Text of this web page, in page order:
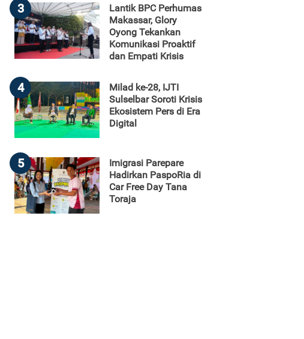
3
Lantik BPC Perhumas
Makassar, Glory
Oyong Tekankan
Komunikasi Proaktif
dan Empati Krisis
4
Milad ke-28, IJTI
Sulselbar Soroti Krisis
Ekosistem Pers di Era
Digital
5
Imigrasi Parepare
Hadirkan PaspoRia di
Car Free Day Tana
Toraja